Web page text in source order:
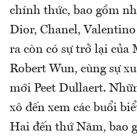
chính thức, bao gồm
Dior, Chanel,
ra còn có sự trở lại của
Robert Wun, cùng sự
mới Peet Dullaert.
xô đến xem các buổi
Hai đến thứ Năm, bao